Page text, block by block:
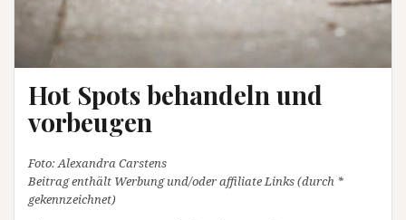
Hot Spots behandeln und
vorbeugen
Foto: Alexandra Carstens
Beitrag enthält Werbung und/oder affiliate Links (durch *
gekennzeichnet)